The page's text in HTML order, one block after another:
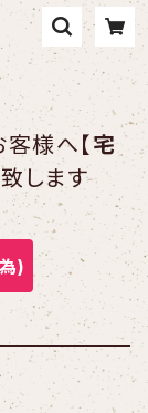
客様へ【宅
します
)